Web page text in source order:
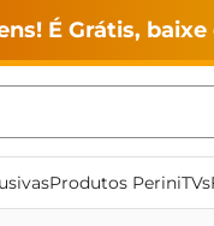
É Grátis,
Produtos PeriniTVs